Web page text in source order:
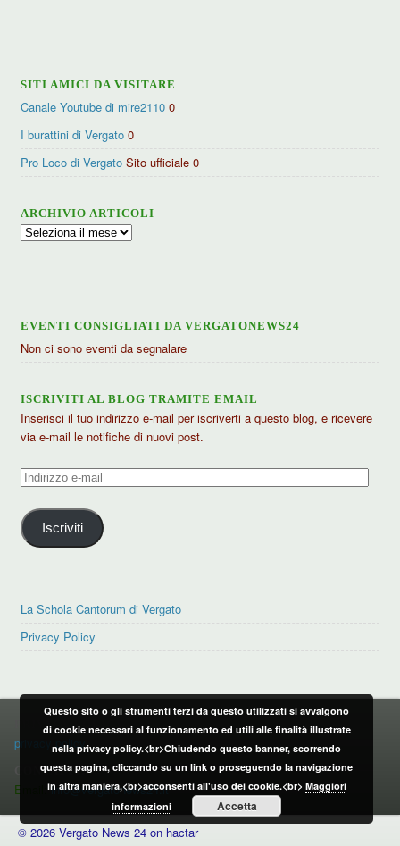
SITI AMICI DA VISITARE
Canale Youtube di mire2110 0
I burattini di Vergato 0
Pro Loco di Vergato Sito ufficiale 0
ARCHIVIO ARTICOLI
Archivio
EVENTI CONSIGLIATI DA VERGATONEWS24
Non ci sono eventi da segnalare
ISCRIVITI AL BLOG TRAMITE EMAIL
Inserisci il tuo indirizzo e-mail per iscriverti a questo blog, e ricevere
via e-mail le notifiche di nuovi post.
Indirizzo
mail
Iscriviti
La Schola Cantorum di Vergato
Privacy Policy
PRIVACY POLICY
privacy policy
CONTATTI:
Email:info@vergatonews24.it
© 2026 Vergato News 24 on hactar
Questo sito o gli strumenti terzi da questo utilizzati si avvalgono
di cookie necessari al funzionamento ed utili alle finalità illustrate
nella privacy policy.<br>Chiudendo questo banner, scorrendo
questa pagina, cliccando su un link o proseguendo la navigazione
in altra maniera,<br>acconsenti all'uso dei cookie.<br> Maggiori
informazioni
Accetta